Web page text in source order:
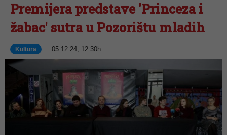
Premijera predstave 'Princeza i
žabac' sutra u Pozorištu mladih
Kultura 05.12.24, 12:30h